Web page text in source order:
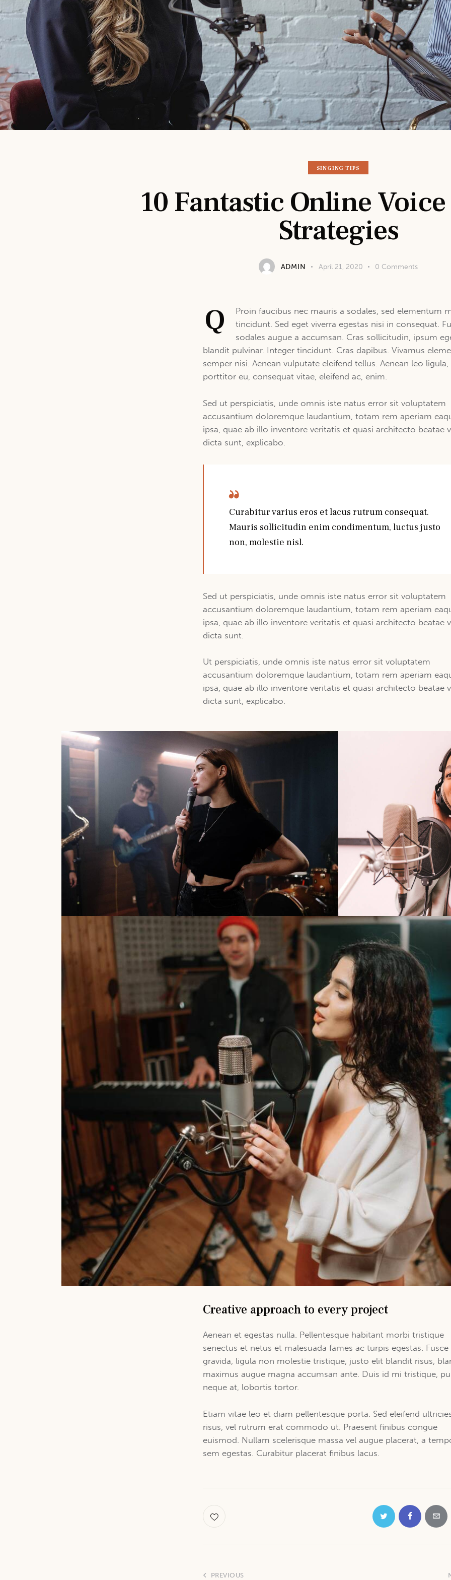
SINGING TIPS
10 Fantastic Online
Strategies
ADMIN April 21, 2020 0 Comments
Q
Proin faucibus nec mauris a sodales, sed elementum
tincidunt. Sed eget viverra egestas nisi in consequat.
sodales augue a accumsan. Cras sollicitudin, ipsum
blandit pulvinar. Integer tincidunt. Cras dapibus. Vivamus
semper nisi. Aenean vulputate eleifend tellus. Aenean leo ligula,
porttitor eu, consequat vitae, eleifend ac, enim.
Sed ut perspiciatis, unde omnis iste natus error sit voluptatem
accusantium doloremque laudantium, totam rem aperiam
ipsa, quae ab illo inventore veritatis et quasi architecto beatae
dicta sunt, explicabo.
Curabitur varius eros et lacus rutrum consequat.
Mauris sollicitudin enim condimentum, luctus justo
non, molestie nisl.
Sed ut perspiciatis, unde omnis iste natus error sit voluptatem
accusantium doloremque laudantium, totam rem aperiam
ipsa, quae ab illo inventore veritatis et quasi architecto beatae
dicta sunt.
Ut perspiciatis, unde omnis iste natus error sit voluptatem
accusantium doloremque laudantium, totam rem aperiam
ipsa, quae ab illo inventore veritatis et quasi architecto beatae
dicta sunt, explicabo.
Creative approach to every project
Aenean et egestas nulla. Pellentesque habitant morbi tristique
senectus et netus et malesuada fames ac turpis egestas. Fusce
gravida, ligula non molestie tristique, justo elit blandit risus,
maximus augue magna accumsan ante. Duis id mi tristique,
neque at, lobortis tortor.
Etiam vitae leo et diam pellentesque porta. Sed eleifend
risus, vel rutrum erat commodo ut. Praesent finibus congue
euismod. Nullam scelerisque massa vel augue placerat, a
sem egestas. Curabitur placerat finibus lacus.
PREVIOUS